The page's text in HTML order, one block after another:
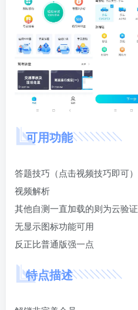
可用功能
答题技巧（点击视频技巧即可）
视频解析
其他自测一直加载的则为云验证
无显示图标功能可用
反正比普通版强一点
特点描述